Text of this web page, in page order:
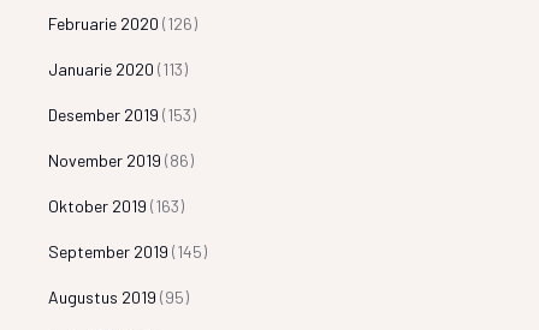
Februarie 2020 (126)
Januarie 2020 (113)
Desember 2019 (153)
November 2019 (86)
Oktober 2019 (163)
September 2019 (145)
Augustus 2019 (95)